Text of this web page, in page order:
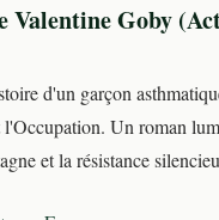
Valentine Goby
d'un garçon
l'Occupation. Un roman
et la résistance